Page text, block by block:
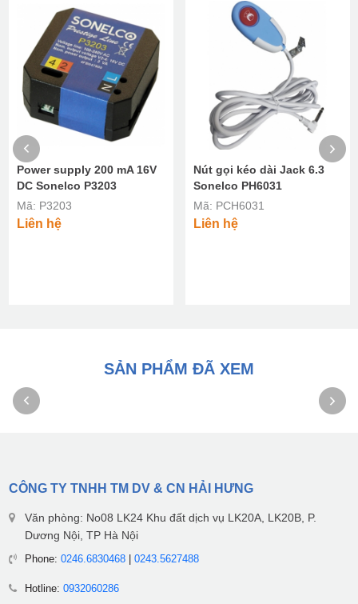
Power supply 200 mA 16V
DC Sonelco P3203
Mã: P3203
Liên hệ
Nút gọi kéo dài Jack 6.3
Sonelco PH6031
Mã: PCH6031
Liên hệ
SẢN PHẨM ĐÃ XEM
CÔNG TY TNHH TM DV & CN HẢI HƯNG
Văn phòng: No08 LK24 Khu đất dịch vụ LK20A, LK20B, P.
Dương Nội, TP Hà Nội
Phone: 0246.6830468| 0243.5627488
Hotline: 0932060286